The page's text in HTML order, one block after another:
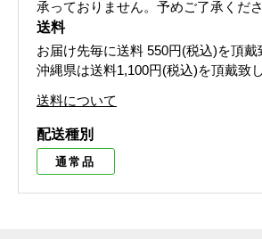
承っておりません。予めご了承くださ
送料
お届け先毎に送料 550円(税込)を頂戴
沖縄県は送料1,100円(税込)を頂戴致し
送料について
配送種別
通常品